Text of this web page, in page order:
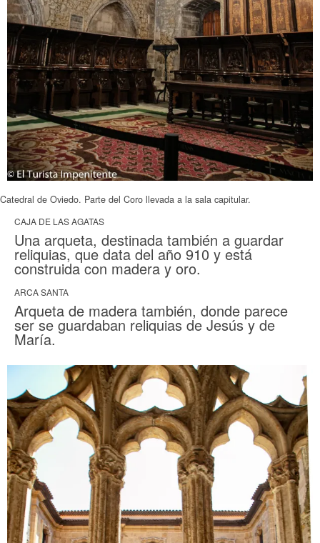
Catedral de Oviedo. Parte del Coro llevada a la sala capitular.
CAJA DE LAS AGATAS
Una arqueta, destinada también a guardar
reliquias, que data del año 910 y está
construida con madera y oro.
ARCA SANTA
Arqueta de madera también, donde parece
ser se guardaban reliquias de Jesús y de
María.